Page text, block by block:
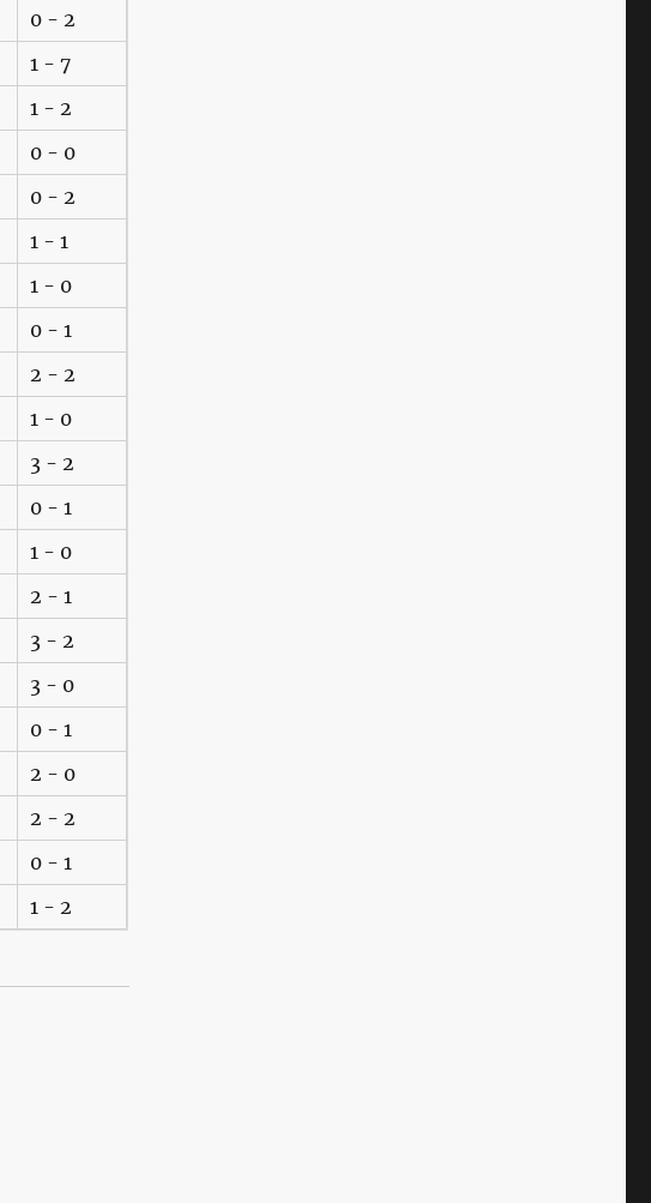
0 - 2
1 - 7
1 - 2
0 - 0
0 - 2
1 - 1
1 - 0
0 - 1
2 - 2
1 - 0
3 - 2
0 - 1
1 - 0
2 - 1
3 - 2
3 - 0
0 - 1
2 - 0
2 - 2
0 - 1
1 - 2